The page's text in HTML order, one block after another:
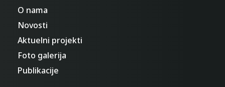
O nama
Novosti
Aktuelni projekti
Foto galerija
Publikacije